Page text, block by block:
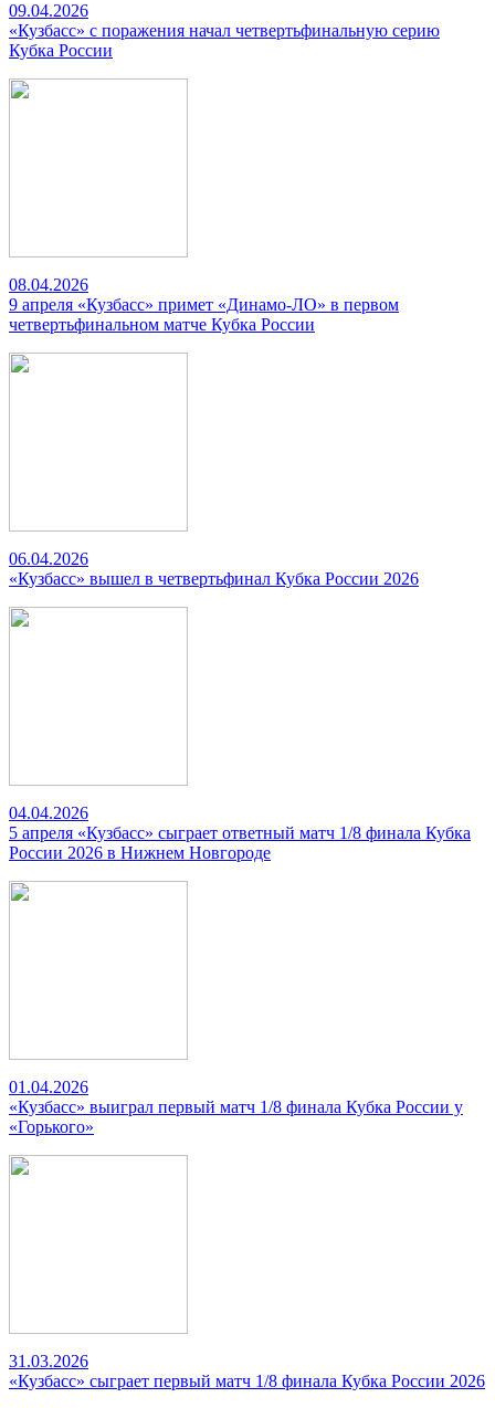
09.04.2026
«Кузбасс» с поражения начал четвертьфинальную серию
Кубка России
08.04.2026
9 апреля «Кузбасс» примет «Динамо-ЛО» в первом
четвертьфинальном матче Кубка России
06.04.2026
«Кузбасс» вышел в четвертьфинал Кубка России 2026
04.04.2026
5 апреля «Кузбасс» сыграет ответный матч 1/8 финала Кубка
России 2026 в Нижнем Новгороде
01.04.2026
«Кузбасс» выиграл первый матч 1/8 финала Кубка России у
«Горького»
31.03.2026
«Кузбасс» сыграет первый матч 1/8 финала Кубка России 2026